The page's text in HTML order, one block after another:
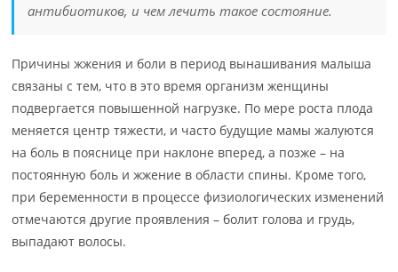
антибиотиков, и чем лечить такое состояние.
Причины жжения и боли в период вынашивания малыша
связаны с тем, что в это время организм женщины
подвергается повышенной нагрузке. По мере роста плода
меняется центр тяжести, и часто будущие мамы жалуются
на боль в пояснице при наклоне вперед, а позже – на
постоянную боль и жжение в области спины. Кроме того,
при беременности в процессе физиологических изменений
отмечаются другие проявления – болит голова и грудь,
выпадают волосы.